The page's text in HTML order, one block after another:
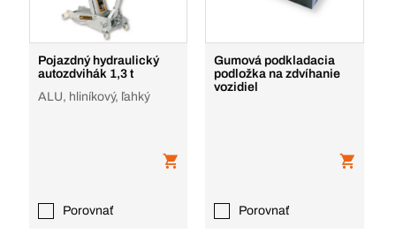
Pojazdný hydraulický
autozdvihák 1,3 t
ALU, hliníkový, ľahký
Porovnať
Gumová podkladacia
podložka na zdvíhanie
vozidiel
Porovnať